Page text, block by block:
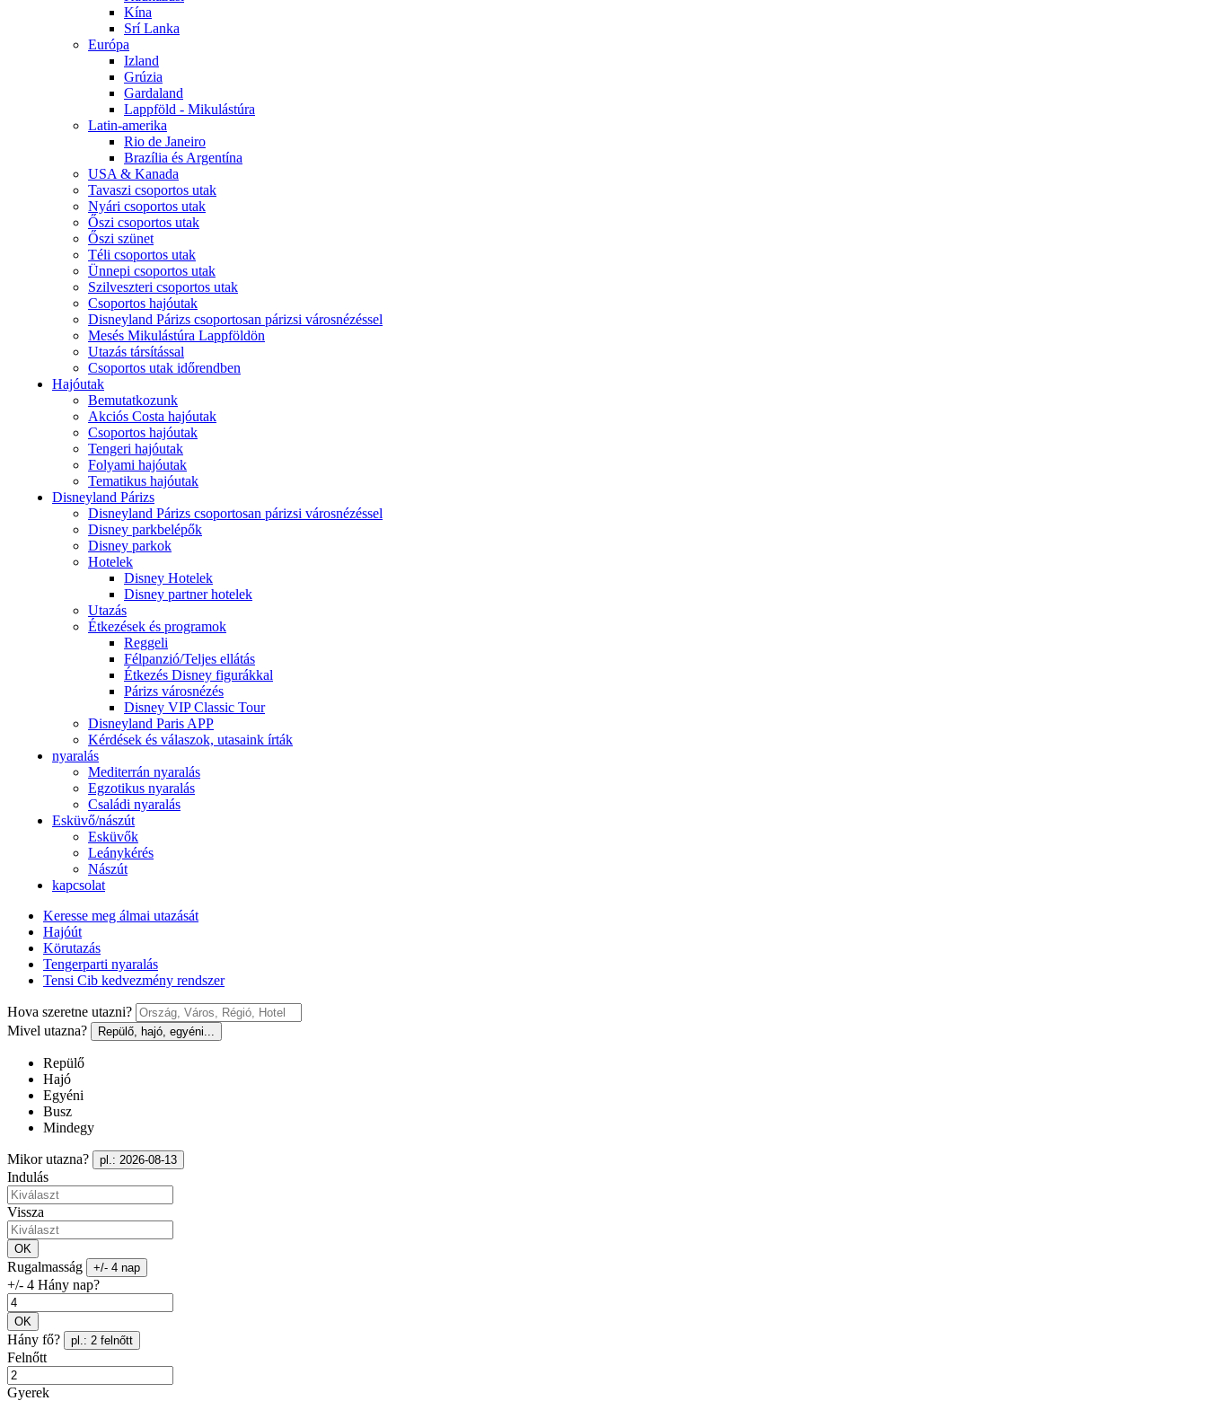
Kína
Srí Lanka
Európa
Izland
Grúzia
Gardaland
Lappföld - Mikulástúra
Latin-amerika
Rio de Janeiro
Brazília és Argentína
USA & Kanada
Tavaszi csoportos utak
Nyári csoportos utak
Őszi csoportos utak
Őszi szünet
Téli csoportos utak
Ünnepi csoportos utak
Szilveszteri csoportos utak
Csoportos hajóutak
Disneyland Párizs csoportosan párizsi városnézéssel
Mesés Mikulástúra Lappföldön
Utazás társítással
Csoportos utak időrendben
Hajóutak
Bemutatkozunk
Akciós Costa hajóutak
Csoportos hajóutak
Tengeri hajóutak
Folyami hajóutak
Tematikus hajóutak
Disneyland Párizs
Disneyland Párizs csoportosan párizsi városnézéssel
Disney parkbelépők
Disney parkok
Hotelek
Disney Hotelek
Disney partner hotelek
Utazás
Étkezések és programok
Reggeli
Félpanzió/Teljes ellátás
Étkezés Disney figurákkal
Párizs városnézés
Disney VIP Classic Tour
Disneyland Paris APP
Kérdések és válaszok, utasaink írták
nyaralás
Mediterrán nyaralás
Egzotikus nyaralás
Családi nyaralás
Esküvő/nászút
Esküvők
Leánykérés
Nászút
kapcsolat
Keresse meg álmai utazását
Hajóút
Körutazás
Tengerparti nyaralás
Tensi Cib kedvezmény rendszer
Hova szeretne utazni?
Mivel utazna?
Repülő, hajó, egyéni...
Repülő
Hajó
Egyéni
Busz
Mindegy
Mikor utazna? pl.: 2026-08-13
Indulás
Vissza
OK
Rugalmasság +/- 4 nap
+/- 4 Hány nap?
OK
Hány fő? pl.: 2 felnőtt
Felnőtt
Gyerek